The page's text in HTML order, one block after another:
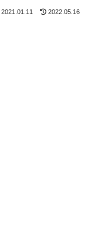
2021.01.11 2022.05.16